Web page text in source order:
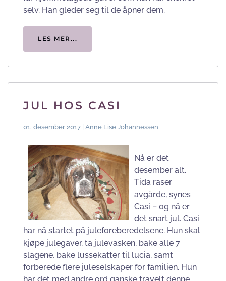
selv. Han gleder seg til de åpner dem.
LES MER...
JUL HOS CASI
01. desember 2017 | Anne Lise Johannessen
Nå er det
desember alt.
Tida raser
avgårde, synes
Casi – og nå er
det snart jul. Casi
har nå startet på juleforeberedelsene. Hun skal
kjøpe julegaver, ta julevasken, bake alle 7
slagene, bake lussekatter til lucia, samt
forberede flere juleselskaper for familien. Hun